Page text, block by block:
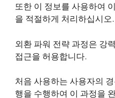
또한 이 정보를 사용하여
을 적절하게 처리하십시오.
외환 파워 전략 과정은 강
접근을 허용합니다.
처음 사용하는 사용자의
행을 수행하여 이 과정을